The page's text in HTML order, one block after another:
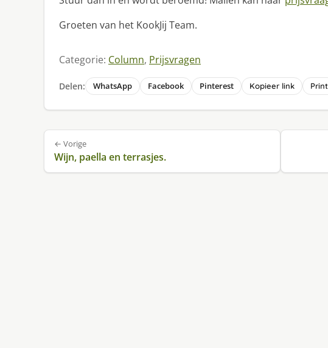
Groeten van het KookJij Team.
Categorie: Column, Prijsvragen
Delen: WhatsApp Facebook Pinterest Kopieer link Print
Bericht
navigatie
← Vorige
Wijn, paella en terrasjes.